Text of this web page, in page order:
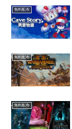
無料配布
無料配布
無料配布